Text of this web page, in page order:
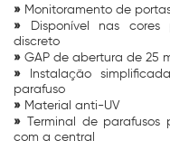
» Monitoramento de
» Disponível nas
discreto
» GAP de abertura de 25
» Instalação
parafuso
» Material anti-UV
» Terminal de
com a central